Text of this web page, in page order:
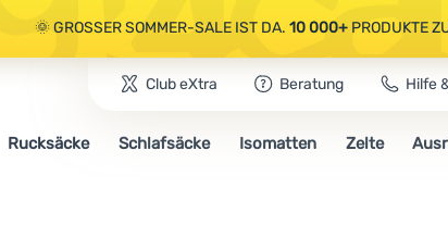
🌞 GROSSER SOMMER-SALE IST DA. 10 000+PRODUKTE
🤫 - 10 % AUF AUSGEWÄHLTE CAMPING- &
🌞 GROSSER SOMMER-SALE IST DA.10 000+PRODUKTE
Club eXtra Beratung Hilfe
Rucksäcke Schlafsäcke Isomatten Zelte